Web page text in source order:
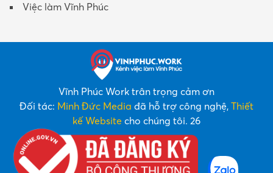
Việc làm Vĩnh Phúc
Vĩnh Phúc Work trân trọng cảm ơn
Đối tác: Minh Đức Media đã hỗ trợ công nghệ, Thiết
kế Website cho chúng tôi. 26